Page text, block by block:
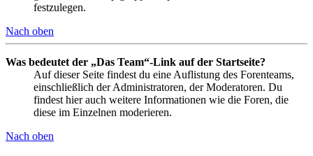
festzulegen.
Nach oben
Was bedeutet der „Das Team“-Link auf der Startseite?
Auf dieser Seite findest du eine Auflistung des Forenteams,
einschließlich der Administratoren, der Moderatoren. Du
findest hier auch weitere Informationen wie die Foren, die
diese im Einzelnen moderieren.
Nach oben